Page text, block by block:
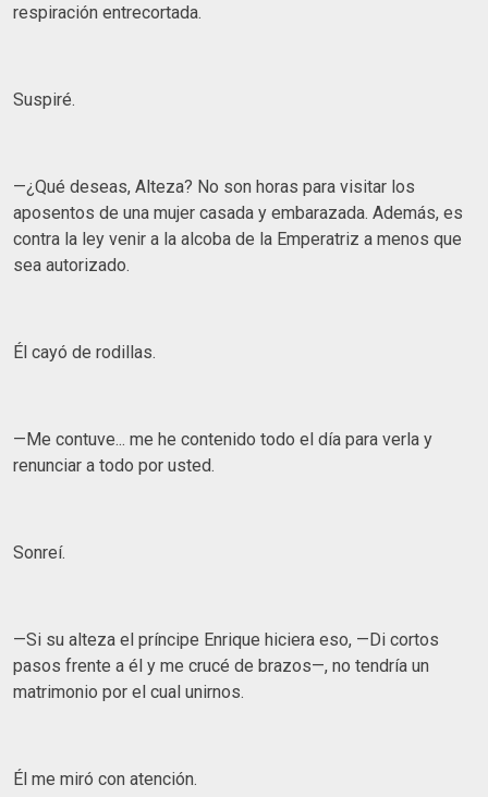
respiración entrecortada.
Suspiré.
—¿Qué deseas, Alteza? No son horas para visitar los
aposentos de una mujer casada y embarazada. Además, es
contra la ley venir a la alcoba de la Emperatriz a menos que
sea autorizado.
Él cayó de rodillas.
—Me contuve... me he contenido todo el día para verla y
renunciar a todo por usted.
Sonreí.
—Si su alteza el príncipe Enrique hiciera eso, —Di cortos
pasos frente a él y me crucé de brazos—, no tendría un
matrimonio por el cual unirnos.
Él me miró con atención.